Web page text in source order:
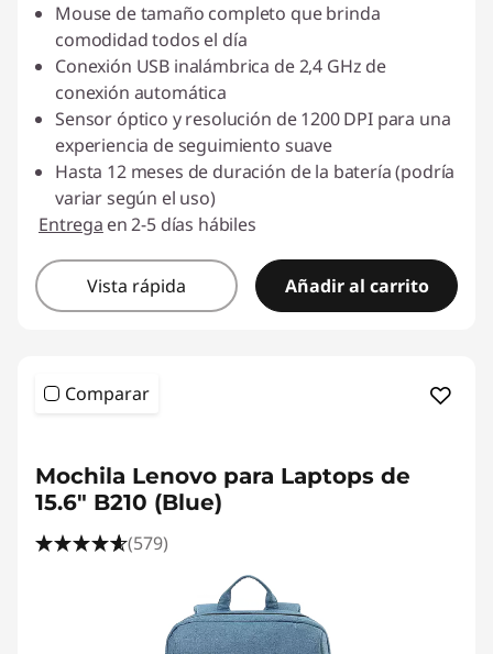
Mouse de tamaño completo que brinda
comodidad todos el día
Conexión USB inalámbrica de 2,4 GHz de
conexión automática
Sensor óptico y resolución de 1200 DPI para una
experiencia de seguimiento suave
Hasta 12 meses de duración de la batería (podría
variar según el uso)
Entrega en 2-5 días hábiles
Vista rápida Añadir al carrito
Comparar
Mochila Lenovo para Laptops de
15.6" B210 (Blue)
(579)